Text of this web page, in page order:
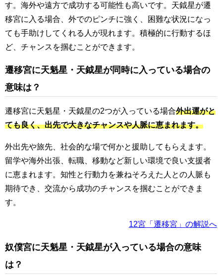
す。海外や遠方で成功する可能性も高いです。天鉞星が遷
移宮に入る場合、外でのピンチに強く、困難な状況になっ
ても手助けしてくれる人が現れます。積極的に行動するほ
ど、チャンスを掴むことができます。
遷移宮に天魁星・天鉞星が同時に入っている場合の
意味は？
遷移宮に天魁星・天鉞星の2つが入っている場合外出運がと
ても良く、出先で大きなチャンスや人脈に恵まれます。
外出先や旅先、社会的な場で何かと援助してもらえます。
留学や海外出張、転職、移動など新しい環境で良い支援者
に恵まれます。知性と行動力を兼ねそろえた人との人脈も
期待でき、交流から成功のチャンスを掴むことができま
す。
12宮「遷移宮」の解説へ
奴僕宮に天魁星・天鉞星が入っている場合の意味
は？